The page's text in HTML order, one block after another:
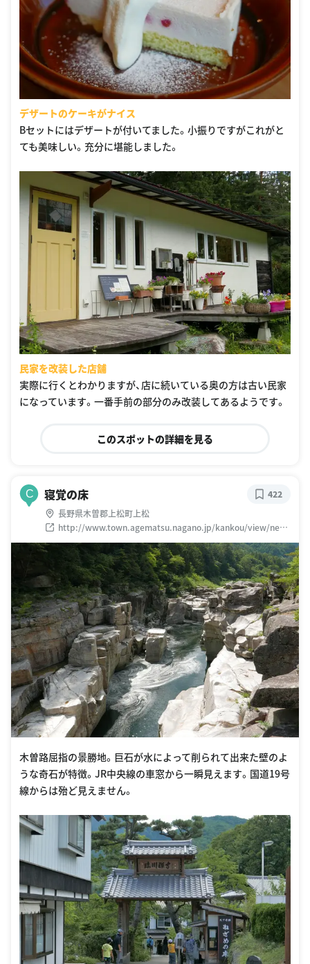
デザートのケーキがナイス
Bセットにはデザートが付いてました。小振りですがこれがと
ても美味しい。充分に堪能しました。
民家を改装した店舗
実際に行くとわかりますが、店に続いている奥の方は古い民家
になっています。一番手前の部分のみ改装してあるようです。
このスポットの詳細を見る
C 寝覚の床
長野県木曽郡上松町上松
http://www.town.agematsu.nagano.jp/kankou/view/neza
menotoko.html
422
木曽路屈指の景勝地。巨石が水によって削られて出来た壁のよ
うな奇石が特徴。JR中央線の車窓から一瞬見えます。国道19号
線からは殆ど見えません。